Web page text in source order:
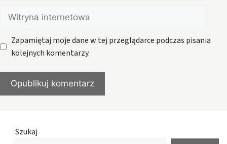
Witryna
internetowa
Zapamiętaj moje dane w tej przeglądarce podczas pisania
kolejnych komentarzy.
Szukaj